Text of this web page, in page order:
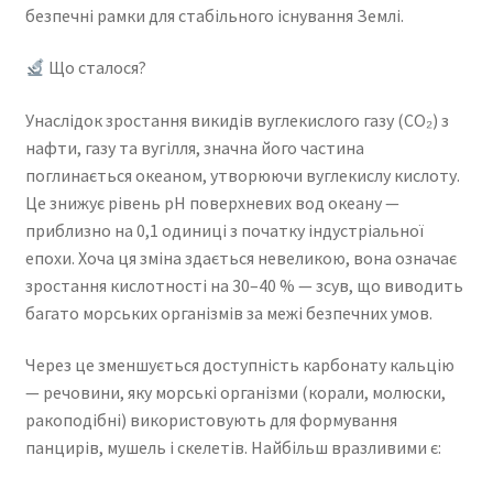
безпечні рамки для стабільного існування Землі.
Що сталося?
Унаслідок зростання викидів вуглекислого газу (CO₂) з
нафти, газу та вугілля, значна його частина
поглинається океаном, утворюючи вуглекислу кислоту.
Це знижує рівень pH поверхневих вод океану —
приблизно на 0,1 одиниці з початку індустріальної
епохи. Хоча ця зміна здається невеликою, вона означає
зростання кислотності на 30–40 % — зсув, що виводить
багато морських організмів за межі безпечних умов.
Через це зменшується доступність карбонату кальцію
— речовини, яку морські організми (корали, молюски,
ракоподібні) використовують для формування
панцирів, мушель і скелетів. Найбільш вразливими є: